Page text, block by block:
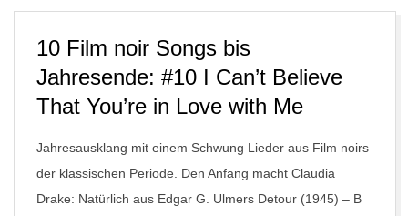
10 Film noir Songs bis
Jahresende: #10 I Can’t Believe
That You’re in Love with Me
Jahresausklang mit einem Schwung Lieder aus Film noirs
der klassischen Periode. Den Anfang macht Claudia
Drake: Natürlich aus Edgar G. Ulmers Detour (1945) – B